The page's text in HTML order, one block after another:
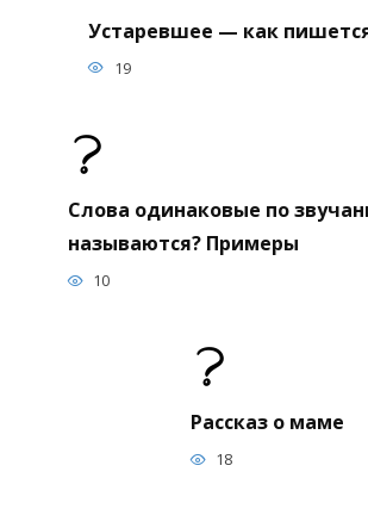
Устаревшее — как
19
Слова одинаковые по
называются? Примеры
10
Рассказ о маме
18